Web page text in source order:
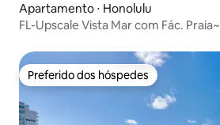
Apartamento ⋅ Honolulu
FL-Upscale Vista Mar com Fác. Praia~
Preferido dos hóspedes
Preferido dos hóspedes